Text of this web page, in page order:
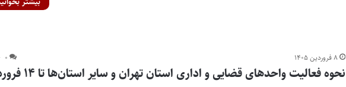
۸ فروردین ۱۴۰۵ ۰
نحوه فعالیت واحدهای قضایی و اداری استان تهران و سایر استان‌ها تا ۱۴ فروردین